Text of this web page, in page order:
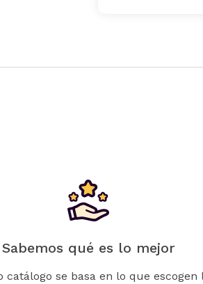
Sabemos qué es lo mejor
catálogo se basa en lo que escogen